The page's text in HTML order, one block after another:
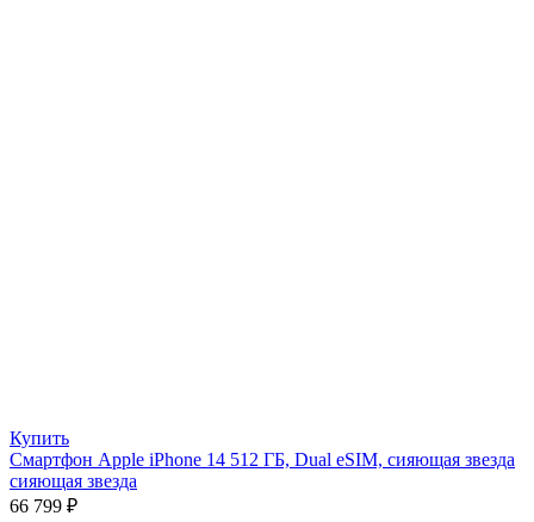
Купить
Смартфон Apple iPhone 14 512 ГБ, Dual eSIM, сияющая звезда
сияющая звезда
66 799 ₽